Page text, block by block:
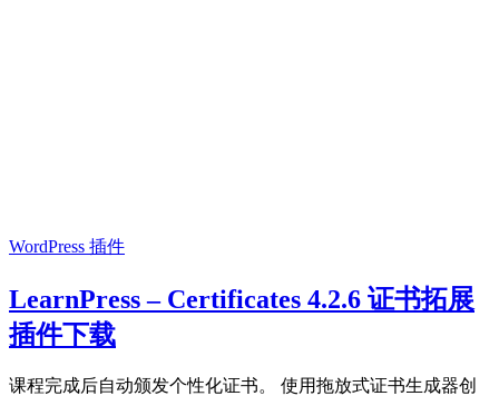
WordPress 插件
LearnPress – Certificates 4.2.6 证书拓展
插件下载
课程完成后自动颁发个性化证书。 使用拖放式证书生成器创